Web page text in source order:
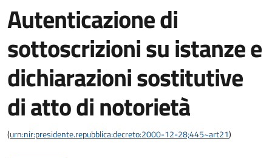
Autenticazione di
sottoscrizioni su istanze e
dichiarazioni sostitutive
di atto di notorietà
(urn:nir:presidente.repubblica:decreto:2000-12-28;445~art21)